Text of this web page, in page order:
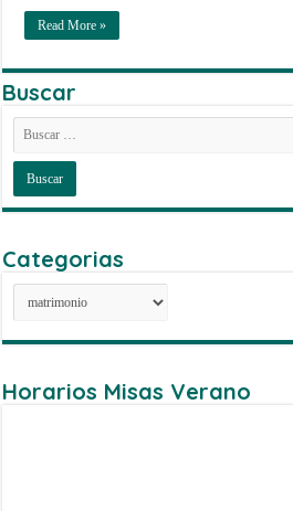
Read More »
Buscar
Categorias
Categorias
Horarios Misas Verano